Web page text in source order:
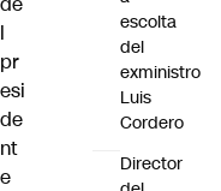
l
pr
esi
de
nt
e
escolta
del
exministro
Luis
Cordero
Director